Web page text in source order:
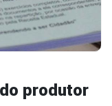
produtor